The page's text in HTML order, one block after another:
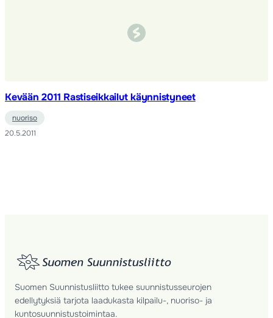
Kevään 2011 Rastiseikkailut käynnistyneet
nuoriso
20.5.2011
Suomen Suunnistusliitto tukee suunnistusseurojen
edellytyksiä tarjota laadukasta kilpailu-, nuoriso- ja
kuntosuunnistustoimintaa.